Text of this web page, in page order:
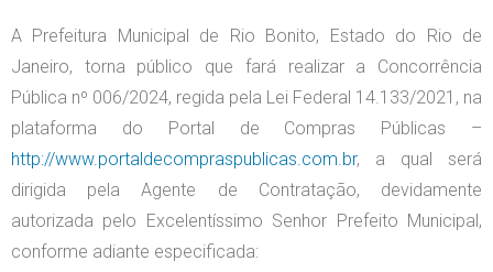
A Prefeitura Municipal de Rio Bonito, Estado do Rio de
Janeiro, torna público que fará realizar a Concorrência
Pública nº 006/2024, regida pela Lei Federal 14.133/2021, na
plataforma do Portal de Compras Públicas –
http://www.portaldecompraspublicas.com.br, a qual será
dirigida pela Agente de Contratação, devidamente
autorizada pelo Excelentíssimo Senhor Prefeito Municipal,
conforme adiante especificada: